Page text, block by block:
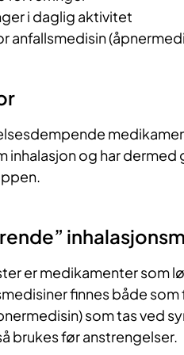
i daglig aktivitet
anfallsmedisin
inhalasjon og har
er medikamenter som
finnes både
som tas ved
brukes før anstrengelser.